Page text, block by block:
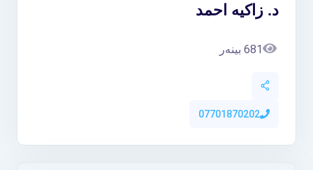
د. زاکیە احمد
681 بینەر
07701870202